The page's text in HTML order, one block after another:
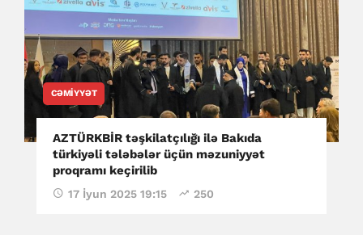
CƏMIYYƏT
AZTÜRKBİR təşkilatçılığı ilə Bakıda
türkiyəli tələbələr üçün məzuniyyət
proqramı keçirilib
17 İyun 2025 19:15 250